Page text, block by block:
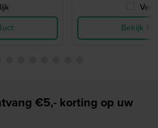
Bekijk
€5,- korting op uw